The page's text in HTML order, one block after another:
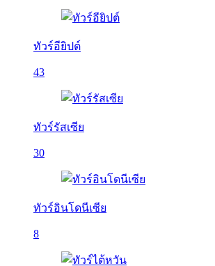
ทัวร์อียิปต์
43
ทัวร์รัสเซีย
30
ทัวร์อินโดนีเซีย
8